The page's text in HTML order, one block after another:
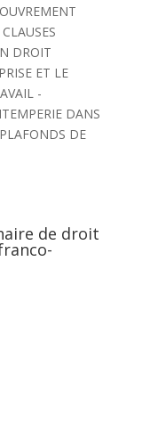
DROIT
ET LE
-
DANS
DE
de droit